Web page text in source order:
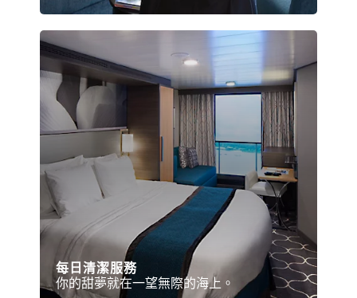
每日清潔服務
你的甜夢就在一望無際的海上。